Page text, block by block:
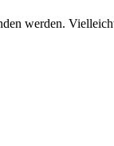
werden.